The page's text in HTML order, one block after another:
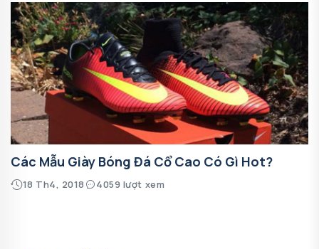
Các Mẫu Giày Bóng Đá Cổ Cao Có Gì Hot?
18 Th4, 2018 4059 lượt xem